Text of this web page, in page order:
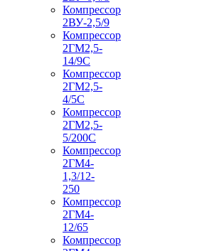
Компрессор
2ВУ-2,5/9
Компрессор
2ГМ2,5-
14/9С
Компрессор
2ГМ2,5-
4/5С
Компрессор
2ГМ2,5-
5/200С
Компрессор
2ГМ4-
1,3/12-
250
Компрессор
2ГМ4-
12/65
Компрессор